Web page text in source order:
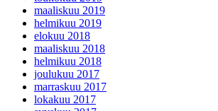
maaliskuu 2019
helmikuu 2019
elokuu 2018
maaliskuu 2018
helmikuu 2018
joulukuu 2017
marraskuu 2017
lokakuu 2017